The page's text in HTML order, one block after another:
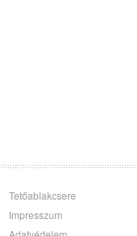
OLDALAK
Tetőablakcsere
Impresszum